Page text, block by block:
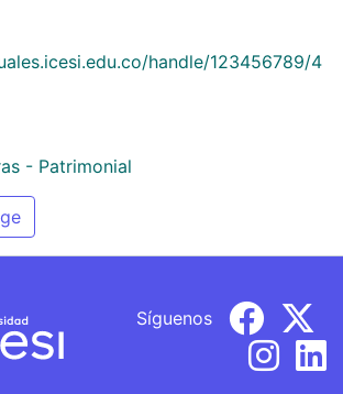
handle/123456789/4
- Patrimonial
Síguenos